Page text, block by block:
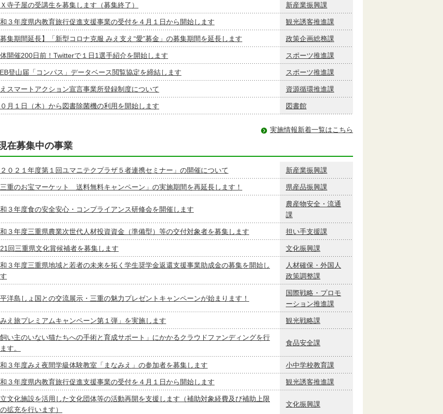
寺子屋の受講生を募集します（募集終了） 新産業振興課
３年度県内教育旅行促進支援事業の受付を４月１日から開始します 観光誘客推進課
募集期間延長】「新型コロナ克服 みえ支え“愛”募金」の募集期間を延長します 政策企画総務課
開催200日前！Twitterで１日1選手紹介を開始します スポーツ推進課
登山届「コンパス」データベース閲覧協定を締結します スポーツ推進課
スマートアクション宣言事業所登録制度について 資源循環推進課
０月１日（木）から図書除菌機の利用を開始します 図書館
実施情報新着一覧はこちら
在募集中の事業
２０２１年度第１回ユマニテクプラザ５者連携セミナー」の開催について 新産業振興課
三重のお宝マーケット 送料無料キャンペーン」の実施期間を再延長します！ 県産品振興課
３年度食の安全安心・コンプライアンス研修会を開催します
農産物安全・流通
課
３年度三重県農業次世代人材投資資金（準備型）等の交付対象者を募集します 担い手支援課
回三重県文化賞候補者を募集します 文化振興課
３年度三重県地域と若者の未来を拓く学生奨学金返還支援事業助成金の募集を開始し
人材確保・外国人
政策調整課
洋島しょ国との交流展示・三重の魅力プレゼントキャンペーンが始まります！
国際戦略・プロモ
ーション推進課
みえ旅プレミアムキャンペーン第１弾」を実施します 観光戦略課
飼い主のいない猫たちへの手術と育成サポート」にかかるクラウドファンディングを行
す。
食品安全課
３年度みえ夜間学級体験教室「まなみえ」の参加者を募集します 小中学校教育課
３年度県内教育旅行促進支援事業の受付を４月１日から開始します 観光誘客推進課
文化施設を活用した文化団体等の活動再開を支援します（補助対象経費及び補助上限
拡充を行います）
文化振興課